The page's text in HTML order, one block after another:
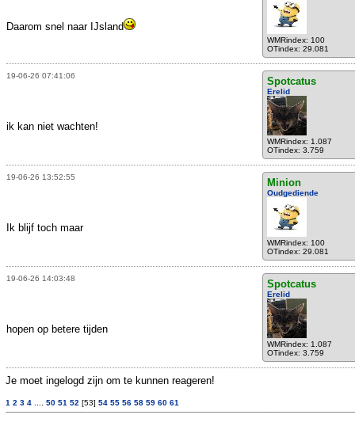
WMRindex: 100
OTindex: 29.081
Daarom snel naar IJsland
19-06-26 07:41:06 Spotcatus
Erelid
WMRindex: 1.087
OTindex: 3.759
ik kan niet wachten!
19-06-26 13:52:55 Minion
Oudgediende
WMRindex: 100
OTindex: 29.081
Ik blijf toch maar
19-06-26 14:03:48 Spotcatus
Erelid
WMRindex: 1.087
OTindex: 3.759
hopen op betere tijden
Je moet ingelogd zijn om te kunnen reageren!
1 2 3 4 50 51 52 [53] 54 55 56 58 59 60 61